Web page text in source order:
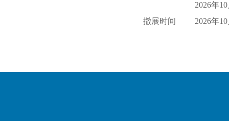
2026年
撤展时间
2026年